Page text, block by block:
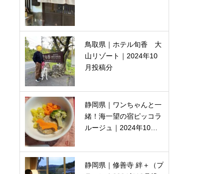
鳥取県｜ホテル旬香 大
山リゾート｜2024年10
月投稿分
静岡県｜ワンちゃんと一
緒！海一望の宿ピッコラ
ルージュ｜2024年10…
静岡県｜修善寺 絆＋（プ